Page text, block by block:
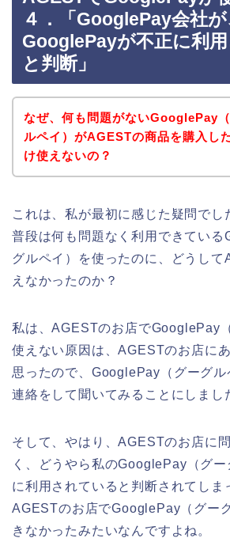
４．「GooglePay会社
GooglePayが不正に利
と判断」
なぜ、何も問題がないGooglePay
ルペイ）がAGESTの商品を購入し
け使えないの？
これは、私が最初に感じた疑問でし
普段は何も問題なく利用できてい
グルペイ）を使ったのに、どうして
えなかったのか？
私は、AGESTのお店でGooglePay
使えない原因は、AGESTのお店に
思ったので、GooglePay（グーグ
連絡をして聞いてみることにしまし
そして、やはり、AGESTのお店に
く、どうやら私のGooglePay（グ
に利用されていると判断されてしま
AGESTのお店でGooglePay（グー
きなかったみたいなんですよね。